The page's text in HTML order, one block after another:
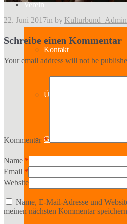
Verein
Kontakt
Über uns
Geschichte
22. Juni 2017in by Kulturbund_Admin
Schreibe einen Kommentar
Your email address will not be
Kommentar *
Name *
Email *
Website
Name, E-Mail-Adresse und
meinen nächsten Kommentar